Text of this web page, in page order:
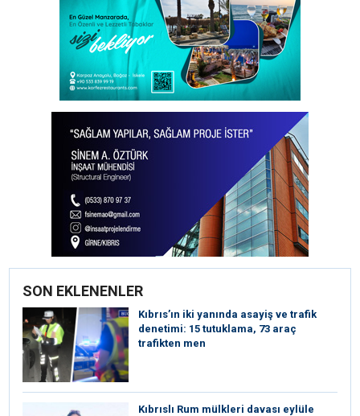
SON EKLENENLER
Kıbrıs’ın iki yanında asayiş ve trafik
denetimi: 15 tutuklama, 73 araç
trafikten men
Kıbrıslı Rum mülkleri davası eylüle